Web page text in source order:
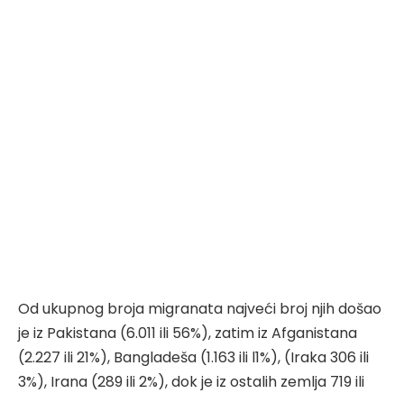
Od ukupnog broja migranata najveći broj njih došao
je iz Pakistana (6.011 ili 56%), zatim iz Afganistana
(2.227 ili 21%), Bangladeša (1.163 ili l1%), (Iraka 306 ili
3%), Irana (289 ili 2%), dok je iz ostalih zemlja 719 ili